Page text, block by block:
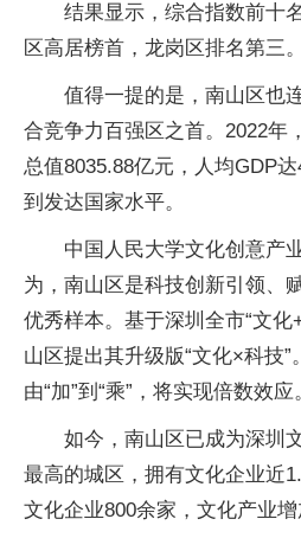
结果显示，综合指数前十
区高居榜首，龙岗区排名第三。
值得一提的是，南山区也
合竞争力百强区之首。2022年
总值8035.88亿元，人均GDP
到发达国家水平。
中国人民大学文化创意产
为，南山区是科技创新引领、
优秀样本。基于深圳全市“文化
山区提出其升级版“文化×科技
由“加”到“乘”，将实现倍数效应
如今，南山区已成为深圳
最高的城区，拥有文化企业近
文化企业800余家，文化产业增